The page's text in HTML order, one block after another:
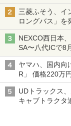
三菱ふそう、イ
ロングバス」を
バス
NEXCO西日本
SA〜八代ICで8
ヤマハ、国内向
R」 価格220万円
UDトラックス
キャブトラクタ